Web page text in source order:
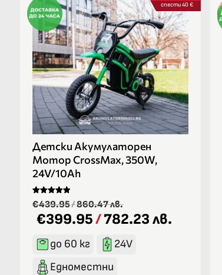
спести 40 €
Детски Акумулаторен
Мотор CrossMax, 350W,
24V/10Ah
Оценено на
5.00
от 5
€439.95/860.47 лв.
€399.95/782.23 лв.
до 60 кг
24V
Едноместни